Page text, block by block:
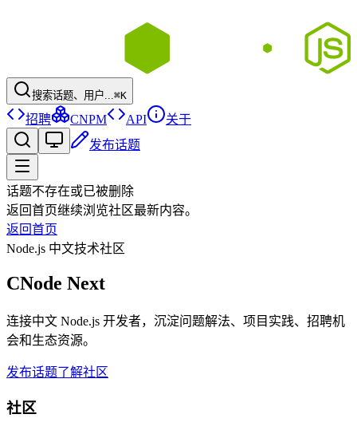
搜索话题、用户...⌘K
招聘 CNPM API
关于
发布话题
话题不存在或已被删除
返回首页继续浏览社区最新内容。
返回首页
Node.js 中文技术社区
CNode Next
连接中文 Node.js 开发者，沉淀问题解法、项目实践、招聘机
会和生态资源。
发布话题了解社区
社区